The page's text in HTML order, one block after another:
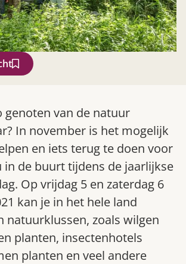
Gardeners’ World 08/2026
Bestel nu
Abonneer
genoten van de natuur
In november is het mogelijk
en iets terug te doen voor
de buurt tijdens de jaarlijkse
Op vrijdag 5 en zaterdag 6
kan je in het hele land
natuurklussen, zoals wilgen
planten, insectenhotels
planten en veel andere